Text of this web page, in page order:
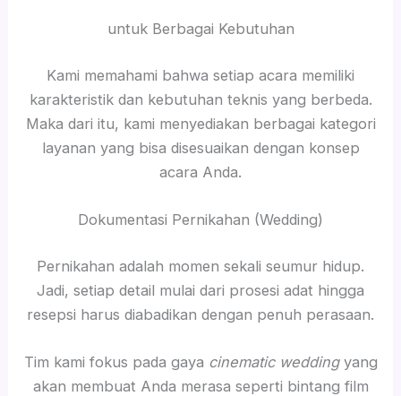
untuk Berbagai Kebutuhan
Kami memahami bahwa setiap acara memiliki
karakteristik dan kebutuhan teknis yang berbeda.
Maka dari itu, kami menyediakan berbagai kategori
layanan yang bisa disesuaikan dengan konsep
acara Anda.
Dokumentasi Pernikahan (Wedding)
Pernikahan adalah momen sekali seumur hidup.
Jadi, setiap detail mulai dari prosesi adat hingga
resepsi harus diabadikan dengan penuh perasaan.
Tim kami fokus pada gaya cinematic weddingyang
akan membuat Anda merasa seperti bintang film